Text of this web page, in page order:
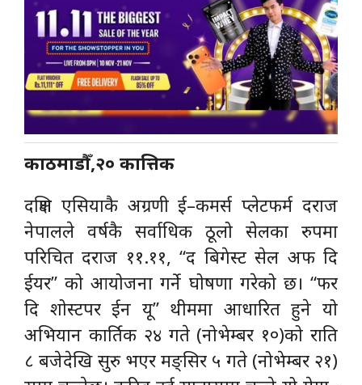
काठमाडौँ,२० कात्तिक
दक्षिण एसियाकै अग्रणी ई–कमर्स प्लेटफर्म दराज
नेपालले वर्षकै सर्वाधिक ठूलो सेलका रुपमा
परिचित दराज ११.११, “द बिगेस्ट सेल अफ दि
ईयर” को आयोजना गर्ने घोषणा गरेको छ। “फर
दि शोस्टपर ईन यू” थीममा आधारित हुने यो
अभियान कार्तिक २४ गते (नोभेम्बर १०)को राति
८ बजेदेखि सुरु भएर मङ्सिर ५ गते (नोभेम्बर २१)